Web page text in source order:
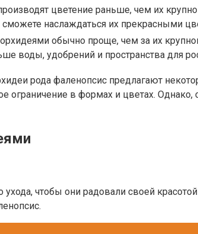
цветение раньше, чем их
сможете наслаждаться их прекрасными
обычно проще, чем за их
воды, удобрений и пространства для
рода фаленопсис предлагают
ограничение в формах и цветах.
чтобы они радовали своей